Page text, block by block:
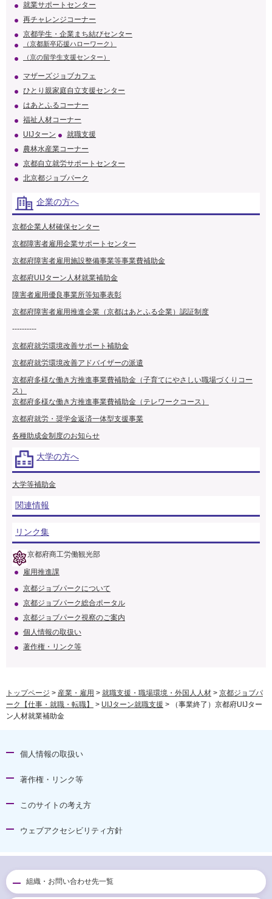
就業サポートセンター
再チャレンジコーナー
京都学生・企業まち結びセンター
（京都新卒応援ハローワーク）
（京の留学生支援センター）
マザーズジョブカフェ
ひとり親家庭自立支援センター
はあとふるコーナー
福祉人材コーナー
UIJターン
就職支援
農林水産業コーナー
京都自立就労サポートセンター
北京都ジョブパーク
企業の方へ
京都企業人材確保センター
京都障害者雇用企業サポートセンター
京都府障害者雇用施設整備事業等事業費補助金
京都府UIJターン人材就業補助金
障害者雇用優良事業所等知事表彰
京都府障害者雇用推進企業（京都はあとふる企業）認証制度
----------
京都府就労環境改善サポート補助金
京都府就労環境改善アドバイザーの派遣
京都府多様な働き方推進事業費補助金（子育てにやさしい職場づくりコー
ス）
京都府多様な働き方推進事業費補助金（テレワークコース）
京都府就労・奨学金返済一体型支援事業
各種助成金制度のお知らせ
大学の方へ
大学等補助金
関連情報
リンク集
京都府商工労働観光部
雇用推進課
京都ジョブパークについて
京都ジョブパーク総合ポータル
京都ジョブパーク視察のご案内
個人情報の取扱い
著作権・リンク等
トップページ > 産業・雇用 > 就職支援・職場環境・外国人人材 > 京都ジョブパ
ーク【仕事・就職・転職】
> UIJターン就職支援 > （事業終了）京都府UIJター
ン人材就業補助金
個人情報の取扱い
著作権・リンク等
このサイトの考え方
ウェブアクセシビリティ方針
組織・お問い合わせ先一覧